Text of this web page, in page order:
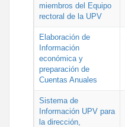
miembros del Equipo
rectoral de la UPV
Elaboración de
Información
económica y
preparación de
Cuentas Anuales
Sistema de
Información UPV para
la dirección,